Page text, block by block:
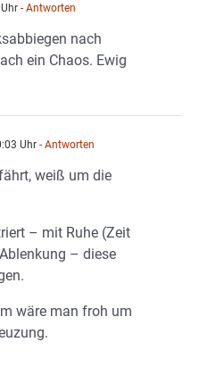
- Antworten
nach
ein Chaos. Ewig
Uhr - Antworten
weiß um die
– mit Ruhe (Zeit
– diese
wäre man froh um